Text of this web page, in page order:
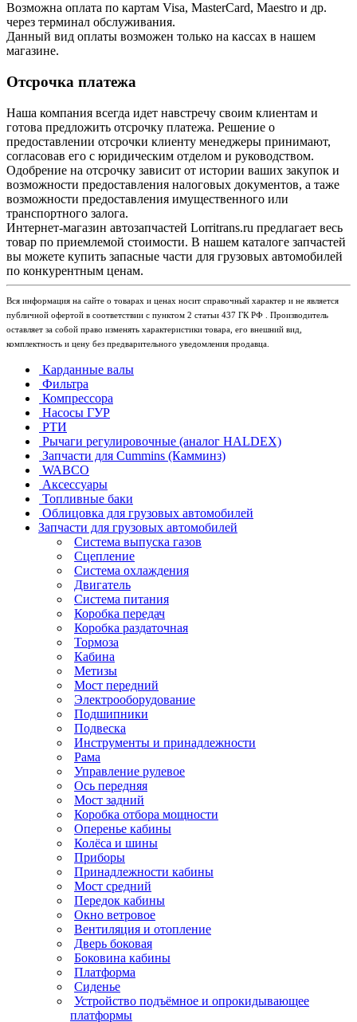
Возможна оплата по картам Visa, MasterCard, Maestro и др.
через терминал обслуживания.
Данный вид оплаты возможен только на кассах в нашем
магазине.
Отсрочка платежа
Наша компания всегда идет навстречу своим клиентам и
готова предложить отсрочку платежа. Решение о
предоставлении отсрочки клиенту менеджеры принимают,
согласовав его с юридическим отделом и руководством.
Одобрение на отсрочку зависит от истории ваших закупок и
возможности предоставления налоговых документов, а таже
возможности предоставления имущественного или
транспортного залога.
Интернет-магазин автозапчастей Lorritrans.ru предлагает весь
товар по приемлемой стоимости. В нашем каталоге запчастей
вы можете купить запасные части для грузовых автомобилей
по конкурентным ценам.
Вся информация на сайте о товарах и ценах носит справочный характер и не является
публичной офертой в соответствии с пунктом 2 статьи 437 ГК РФ . Производитель
оставляет за собой право изменять характеристики товара, его внешний вид,
комплектность и цену без предварительного уведомления продавца.
Карданные валы
Фильтра
Компрессора
Насосы ГУР
РТИ
Рычаги регулировочные (аналог HALDEX)
Запчасти для Cummins (Камминз)
WABCO
Аксессуары
Топливные баки
Облицовка для грузовых автомобилей
Запчасти для грузовых автомобилей
Система выпуска газов
Сцепление
Система охлаждения
Двигатель
Система питания
Коробка передач
Коробка раздаточная
Тормоза
Кабина
Метизы
Мост передний
Электрооборудование
Подшипники
Подвеска
Инструменты и принадлежности
Рама
Управление рулевое
Ось передняя
Мост задний
Коробка отбора мощности
Оперенье кабины
Колёса и шины
Приборы
Принадлежности кабины
Мост средний
Передок кабины
Окно ветровое
Вентиляция и отопление
Дверь боковая
Боковина кабины
Платформа
Сиденье
Устройство подъёмное и опрокидывающее
платформы